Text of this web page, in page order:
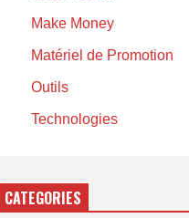
Make Money
Matériel de Promotion
Outils
Technologies
CATEGORIES